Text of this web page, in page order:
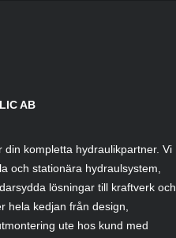
AB
din kompletta hydraulikpartner. Vi
och stationära hydraulsystem,
lösningar till kraftverk och
hela kedjan från design,
ute hos kund med